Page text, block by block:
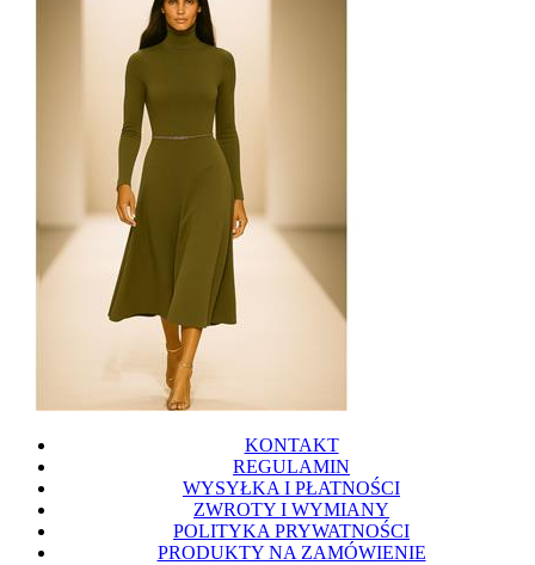
KONTAKT
REGULAMIN
WYSYŁKA I PŁATNOŚCI
ZWROTY I WYMIANY
POLITYKA PRYWATNOŚCI
PRODUKTY NA ZAMÓWIENIE